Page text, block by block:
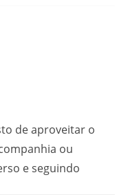
de aproveitar o
ou
e seguindo